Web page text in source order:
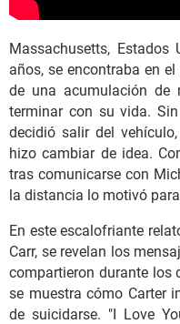
Massachusetts, Estados
años, se encontraba en
de una acumulación de
terminar con su vida.
decidió salir del
hizo cambiar de idea.
tras comunicarse con
la distancia lo motivó
En este escalofriante
Carr, se revelan los
compartieron durante los
se muestra cómo Carter
de suicidarse. "I Love